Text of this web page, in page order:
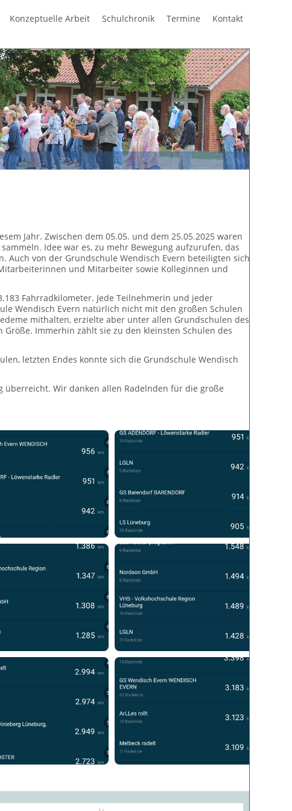
Kontakt
Termine
Schulchronik
Konzeptuelle Arbeit
Jahr. Zwischen dem 05.05. und dem 25.05.2025 waren
Idee war es, zu mehr Bewegung aufzurufen, das
Auch von der Grundschule Wendisch Evern beteiligten sich
und Mitarbeiter sowie Kolleginnen und
Fahrradkilometer. Jede Teilnehmerin und jeder
Wendisch Evern natürlich nicht mit den großen Schulen
mithalten, erzielte aber unter allen Grundschulen des
Immerhin zählt sie zu den kleinsten Schulen des
letzten Endes konnte sich die Grundschule Wendisch
überreicht. Wir danken allen Radelnden für die große